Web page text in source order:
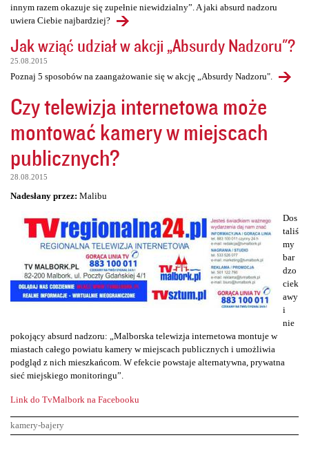
innym razem okazuje się zupełnie niewidzialny”. A jaki absurd nadzoru
uwiera Ciebie najbardziej?
Jak wziąć udział w akcji „Absurdy Nadzoru"?
25.08.2015
Poznaj 5 sposobów na zaangażowanie się w akcję „Absurdy Nadzoru".
Czy telewizja internetowa może
montować kamery w miejscach
publicznych?
28.08.2015
Nadesłany przez: Malibu
Dos
taliś
my
bar
dzo
ciek
awy
i
nie
pokojący absurd nadzoru: „Malborska telewizja internetowa montuje w
miastach całego powiatu kamery w miejscach publicznych i umożliwia
podgląd z nich mieszkańcom. W efekcie powstaje alternatywna, prywatna
sieć miejskiego monitoringu”.
Link do TvMalbork na Facebooku
kamery-bajery